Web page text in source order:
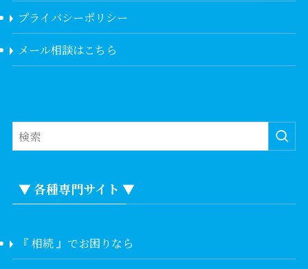
プライバシーポリシー
メール相談はこちら
▼ 各種専門サイト ▼
『 相続 』でお困りなら